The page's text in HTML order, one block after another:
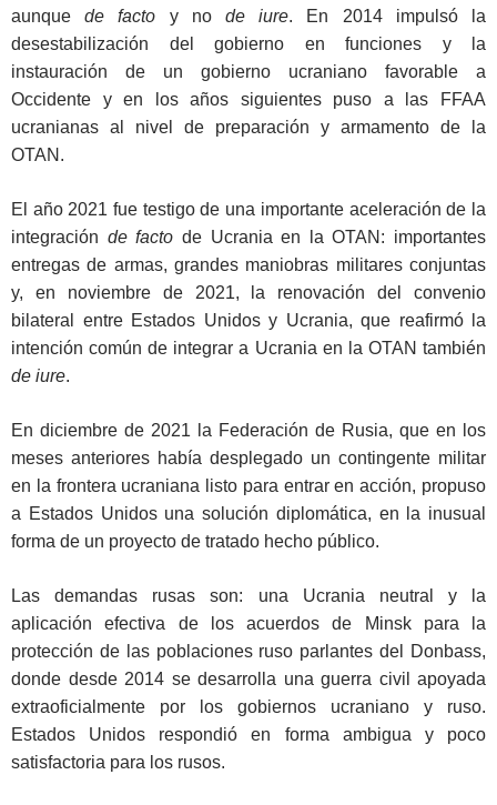
aunquede facto y node iure. En 2014 impulsó la
desestabilización del gobierno en funciones y la
instauración de un gobierno ucraniano favorable a
Occidente y en los años siguientes puso a las FFAA
ucranianas al nivel de preparación y armamento de la
OTAN.
El año 2021 fue testigo de una importante aceleración de la
integración de facto de Ucrania en la OTAN: importantes
entregas de armas, grandes maniobras militares conjuntas
y, en noviembre de 2021, la renovación del convenio
bilateral entre Estados Unidos y Ucrania, que reafirmó la
intención común de integrar a Ucrania en la OTAN también
de iure.
En diciembre de 2021 la Federación de Rusia, que en los
meses anteriores había desplegado un contingente militar
en la frontera ucraniana listo para entrar en acción, propuso
a Estados Unidos una solución diplomática, en la inusual
forma de un proyecto de tratado hecho público.
Las demandas rusas son: una Ucrania neutral y la
aplicación efectiva de los acuerdos de Minsk para la
protección de las poblaciones ruso parlantes del Donbass,
donde desde 2014 se desarrolla una guerra civil apoyada
extraoficialmente por los gobiernos ucraniano y ruso.
Estados Unidos respondió en forma ambigua y poco
satisfactoria para los rusos.